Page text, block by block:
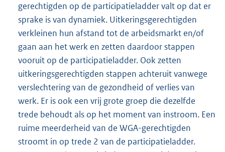
gerechtigden op de participatieladder valt op dat er
sprake is van dynamiek. Uitkeringsgerechtigden
verkleinen hun afstand tot de arbeidsmarkt en/of
gaan aan het werk en zetten daardoor stappen
vooruit op de participatieladder. Ook zetten
uitkeringsgerechtigden stappen achteruit vanwege
verslechtering van de gezondheid of verlies van
werk. Er is ook een vrij grote groep die dezelfde
trede behoudt als op het moment van instroom. Een
ruime meerderheid van de WGA-gerechtigden
stroomt in op trede 2 van de participatieladder.